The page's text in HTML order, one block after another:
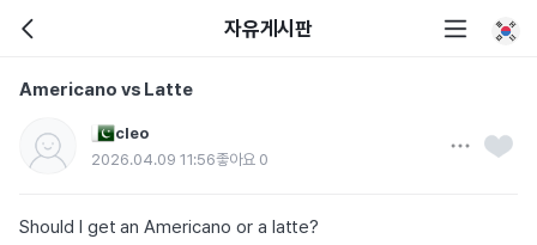
자유게시판
Americano vs Latte
cleo
2026.04.09 11:56좋아요 0
Should I get an Americano or a latte?